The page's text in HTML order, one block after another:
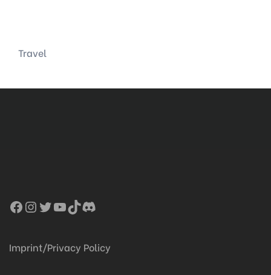
Travel
Facebook
Instagram
Twitter
YouTube
TikTok
Discord
Imprint/Privacy Policy